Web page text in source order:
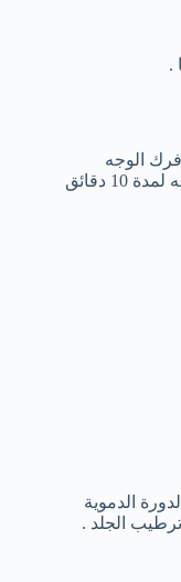
الوجه
بلطف لمدة 50 ثانية والسماح بتركه علي الوجه لمدة 10 دقائق
الدموية
الجلد .